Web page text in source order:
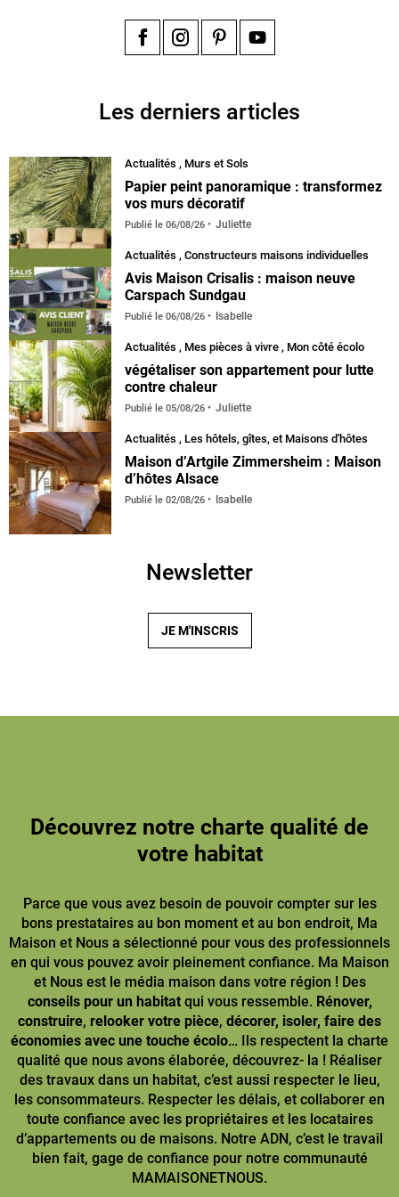
Les derniers articles
Actualités , Murs et Sols
Papier peint panoramique : transformez
vos murs décoratif
Publié le 06/08/26 Juliette
Actualités , Constructeurs maisons individuelles
Avis Maison Crisalis : maison neuve
Carspach Sundgau
Publié le 06/08/26 Isabelle
Actualités , Mes pièces à vivre , Mon côté écolo
végétaliser son appartement pour lutte
contre chaleur
Publié le 05/08/26 Juliette
Actualités , Les hôtels, gîtes, et Maisons d'hôtes
Maison d’Artgile Zimmersheim : Maison
d’hôtes Alsace
Publié le 02/08/26 Isabelle
Newsletter
JE M'INSCRIS
Découvrez notre charte qualité de
votre habitat
Parce que vous avez besoin de pouvoir compter sur les
bons prestataires au bon moment et au bon endroit, Ma
Maison et Nous a sélectionné pour vous des professionnels
en qui vous pouvez avoir pleinement confiance. Ma Maison
et Nous est le média maison dans votre région ! Des
conseils pour un habitatqui vous ressemble. Rénover,
construire, relooker votre pièce, décorer, isoler, faire des
économies avec une touche écolo… Ils respectent la charte
qualité que nous avons élaborée, découvrez- la ! Réaliser
des travaux dans un habitat, c’est aussi respecter le lieu,
les consommateurs. Respecter les délais, et collaborer en
toute confiance avec les propriétaires et les locataires
d’appartements ou de maisons. Notre ADN, c’est le travail
bien fait, gage de confiance pour notre communauté
MAMAISONETNOUS.